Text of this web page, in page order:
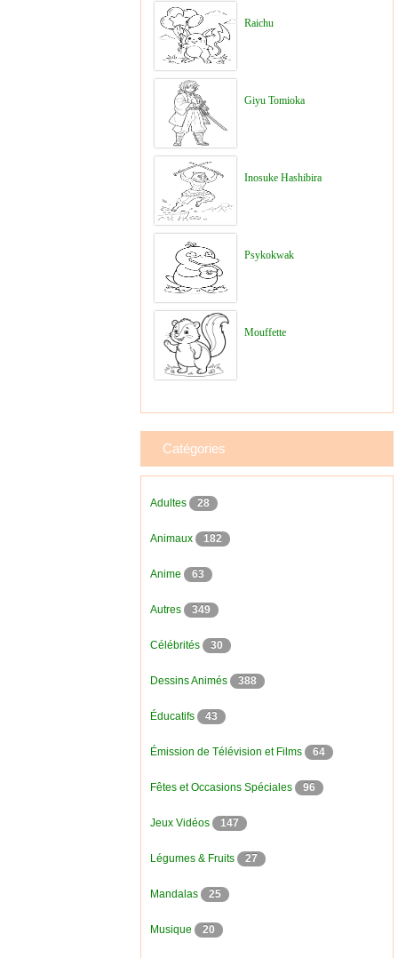
Raichu
Giyu Tomioka
Inosuke Hashibira
Psykokwak
Mouffette
Catégories
Adultes 28
Animaux 182
Anime 63
Autres 349
Célébrités 30
Dessins Animés 388
Éducatifs 43
Émission de Télévision et Films 64
Fêtes et Occasions Spéciales 96
Jeux Vidéos 147
Légumes & Fruits 27
Mandalas 25
Musique 20